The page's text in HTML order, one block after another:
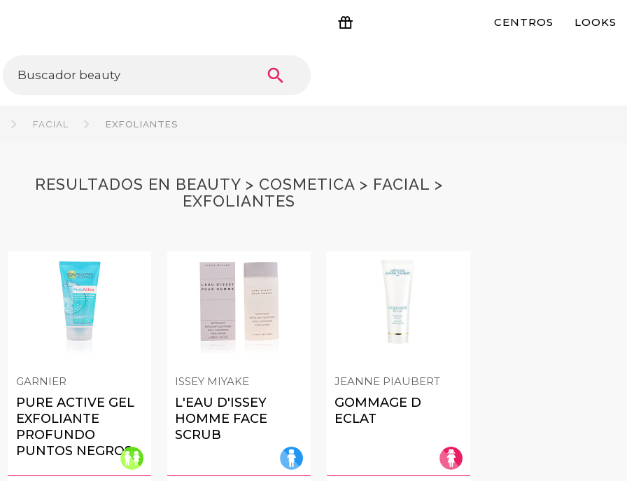
CENTROS LOOKS
search
FACIAL EXFOLIANTES
RESULTADOS EN BEAUTY > COSMETICA > FACIAL >
EXFOLIANTES
GARNIER
PURE ACTIVE GEL
EXFOLIANTE
PROFUNDO
PUNTOS NEGROS
ISSEY MIYAKE
L'EAU D'ISSEY
HOMME FACE
SCRUB
JEANNE PIAUBERT
GOMMAGE D
ECLAT